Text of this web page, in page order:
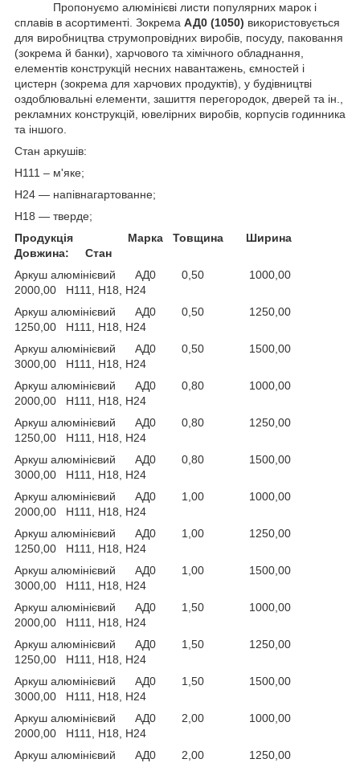
Пропонуємо алюмінієві листи популярних марок і
сплавів в асортименті. Зокрема АД0 (1050) використовується
для виробництва струмопровідних виробів, посуду, паковання
(зокрема й банки), харчового та хімічного обладнання,
елементів конструкцій несних навантажень, ємностей і
цистерн (зокрема для харчових продуктів), у будівництві
оздоблювальні елементи, зашиття перегородок, дверей та ін.,
рекламних конструкцій, ювелірних виробів, корпусів годинника
та іншого.
Стан аркушів:
Н111 – м'яке;
Н24 — напівнагартованне;
Н18 — тверде;
Продукція
Марка Товщина
Ширина
Довжина:
Стан
Аркуш алюмінієвий АД0 0,50 1000,00
2000,00 Н111, Н18, Н24
Аркуш алюмінієвий АД0 0,50 1250,00
1250,00 Н111, Н18, Н24
Аркуш алюмінієвий АД0 0,50 1500,00
3000,00 Н111, Н18, Н24
Аркуш алюмінієвий АД0 0,80 1000,00
2000,00 Н111, Н18, Н24
Аркуш алюмінієвий АД0 0,80 1250,00
1250,00 Н111, Н18, Н24
Аркуш алюмінієвий АД0 0,80 1500,00
3000,00 Н111, Н18, Н24
Аркуш алюмінієвий АД0 1,00 1000,00
2000,00 Н111, Н18, Н24
Аркуш алюмінієвий АД0 1,00 1250,00
1250,00 Н111, Н18, Н24
Аркуш алюмінієвий АД0 1,00 1500,00
3000,00 Н111, Н18, Н24
Аркуш алюмінієвий АД0 1,50 1000,00
2000,00 Н111, Н18, Н24
Аркуш алюмінієвий АД0 1,50 1250,00
1250,00 Н111, Н18, Н24
Аркуш алюмінієвий АД0 1,50 1500,00
3000,00 Н111, Н18, Н24
Аркуш алюмінієвий АД0 2,00 1000,00
2000,00 Н111, Н18, Н24
Аркуш алюмінієвий АД0 2,00 1250,00